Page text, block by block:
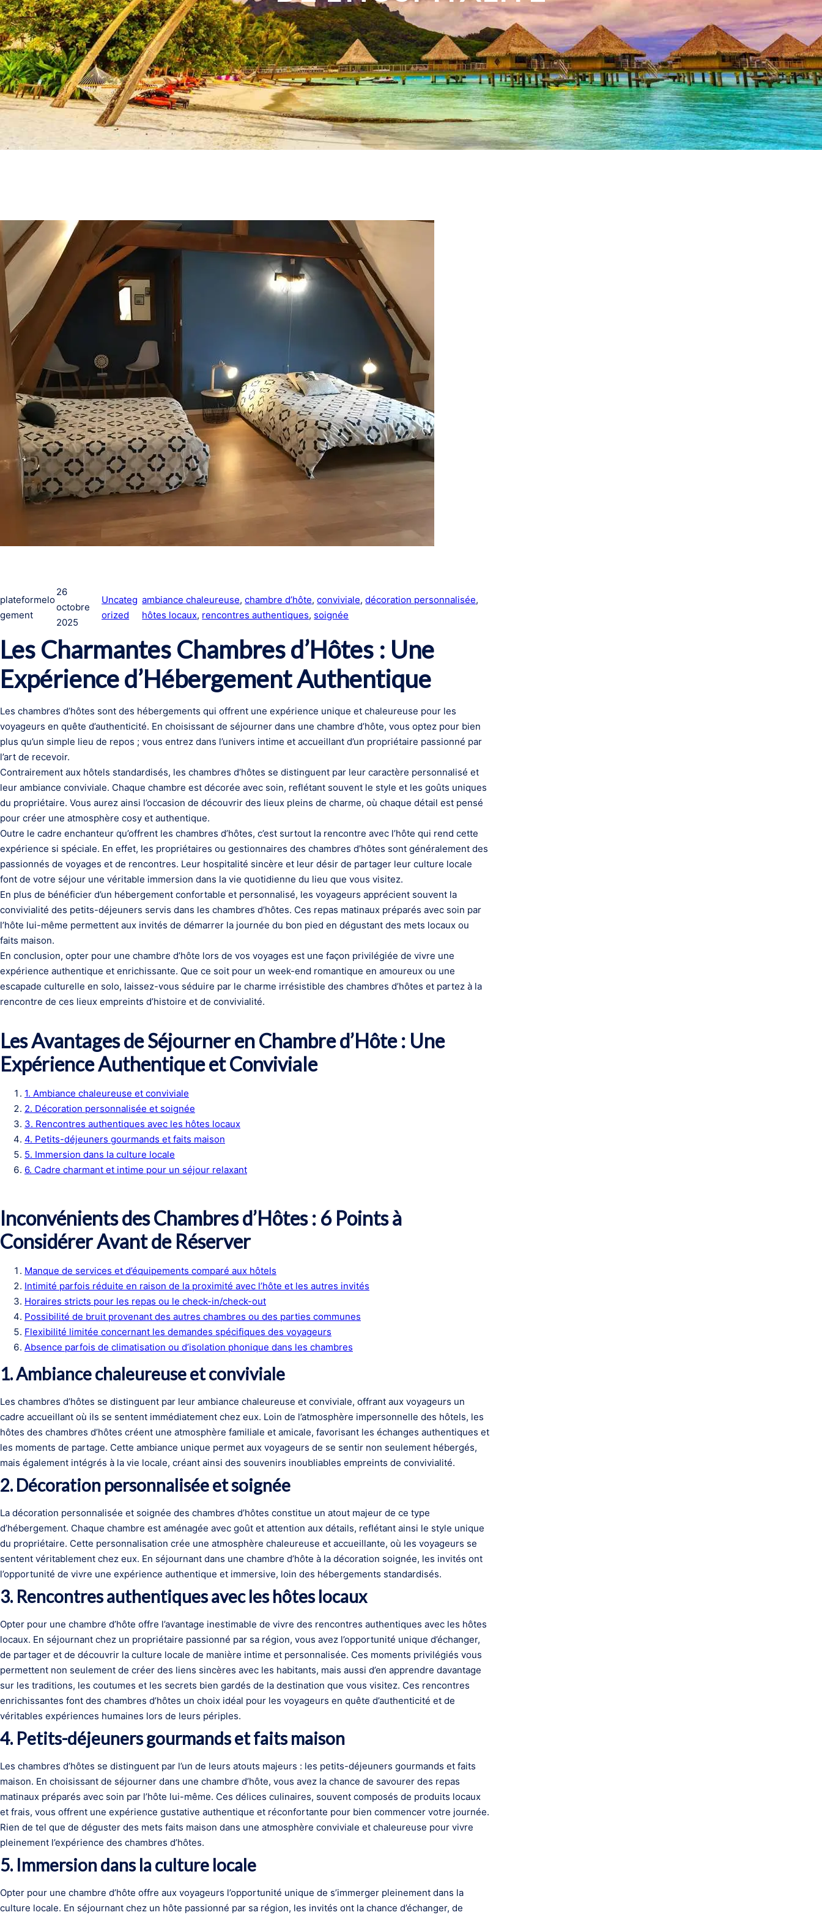
plateformelo
gement
26
octobre
2025
Uncateg
orized
ambiance chaleureuse, chambre d’hôte, conviviale, décoration personnalisée
hôtes locaux, rencontres authentiques, soignée
Les Charmantes Chambres d’Hôtes : Une
Expérience d’Hébergement Authentique
Les chambres d’hôtes sont des hébergements qui offrent une expérience unique et chaleureuse pour les
voyageurs en quête d’authenticité. En choisissant de séjourner dans une chambre d’hôte, vous optez pour bien
plus qu’un simple lieu de repos ; vous entrez dans l’univers intime et accueillant d’un propriétaire passionné par
l’art de recevoir.
Contrairement aux hôtels standardisés, les chambres d’hôtes se distinguent par leur caractère personnalisé et
leur ambiance conviviale. Chaque chambre est décorée avec soin, reflétant souvent le style et les goûts uniques
du propriétaire. Vous aurez ainsi l’occasion de découvrir des lieux pleins de charme, où chaque détail est pensé
pour créer une atmosphère cosy et authentique.
Outre le cadre enchanteur qu’offrent les chambres d’hôtes, c’est surtout la rencontre avec l’hôte qui rend cette
expérience si spéciale. En effet, les propriétaires ou gestionnaires des chambres d’hôtes sont généralement des
passionnés de voyages et de rencontres. Leur hospitalité sincère et leur désir de partager leur culture locale
font de votre séjour une véritable immersion dans la vie quotidienne du lieu que vous visitez.
En plus de bénéficier d’un hébergement confortable et personnalisé, les voyageurs apprécient souvent la
convivialité des petits-déjeuners servis dans les chambres d’hôtes. Ces repas matinaux préparés avec soin par
l’hôte lui-même permettent aux invités de démarrer la journée du bon pied en dégustant des mets locaux ou
faits maison.
En conclusion, opter pour une chambre d’hôte lors de vos voyages est une façon privilégiée de vivre une
expérience authentique et enrichissante. Que ce soit pour un week-end romantique en amoureux ou une
escapade culturelle en solo, laissez-vous séduire par le charme irrésistible des chambres d’hôtes et partez à la
rencontre de ces lieux empreints d’histoire et de convivialité.
Les Avantages de Séjourner en Chambre d’Hôte : Une
Expérience Authentique et Conviviale
1. Ambiance chaleureuse et conviviale
2. Décoration personnalisée et soignée
3. Rencontres authentiques avec les hôtes locaux
4. Petits-déjeuners gourmands et faits maison
5. Immersion dans la culture locale
6. Cadre charmant et intime pour un séjour relaxant
Inconvénients des Chambres d’Hôtes : 6 Points à
Considérer Avant de Réserver
Manque de services et d’équipements comparé aux hôtels
Intimité parfois réduite en raison de la proximité avec l’hôte et les autres invités
Horaires stricts pour les repas ou le check-in/check-out
Possibilité de bruit provenant des autres chambres ou des parties communes
Flexibilité limitée concernant les demandes spécifiques des voyageurs
Absence parfois de climatisation ou d’isolation phonique dans les chambres
1. Ambiance chaleureuse et conviviale
Les chambres d’hôtes se distinguent par leur ambiance chaleureuse et conviviale, offrant aux voyageurs un
cadre accueillant où ils se sentent immédiatement chez eux. Loin de l’atmosphère impersonnelle des hôtels, les
hôtes des chambres d’hôtes créent une atmosphère familiale et amicale, favorisant les échanges authentiques et
les moments de partage. Cette ambiance unique permet aux voyageurs de se sentir non seulement hébergés,
mais également intégrés à la vie locale, créant ainsi des souvenirs inoubliables empreints de convivialité.
2. Décoration personnalisée et soignée
La décoration personnalisée et soignée des chambres d’hôtes constitue un atout majeur de ce type
d’hébergement. Chaque chambre est aménagée avec goût et attention aux détails, reflétant ainsi le style unique
du propriétaire. Cette personnalisation crée une atmosphère chaleureuse et accueillante, où les voyageurs se
sentent véritablement chez eux. En séjournant dans une chambre d’hôte à la décoration soignée, les invités ont
l’opportunité de vivre une expérience authentique et immersive, loin des hébergements standardisés.
3. Rencontres authentiques avec les hôtes locaux
Opter pour une chambre d’hôte offre l’avantage inestimable de vivre des rencontres authentiques avec les hôtes
locaux. En séjournant chez un propriétaire passionné par sa région, vous avez l’opportunité unique d’échanger,
de partager et de découvrir la culture locale de manière intime et personnalisée. Ces moments privilégiés vous
permettent non seulement de créer des liens sincères avec les habitants, mais aussi d’en apprendre davantage
sur les traditions, les coutumes et les secrets bien gardés de la destination que vous visitez. Ces rencontres
enrichissantes font des chambres d’hôtes un choix idéal pour les voyageurs en quête d’authenticité et de
véritables expériences humaines lors de leurs périples.
4. Petits-déjeuners gourmands et faits maison
Les chambres d’hôtes se distinguent par l’un de leurs atouts majeurs : les petits-déjeuners gourmands et faits
maison. En choisissant de séjourner dans une chambre d’hôte, vous avez la chance de savourer des repas
matinaux préparés avec soin par l’hôte lui-même. Ces délices culinaires, souvent composés de produits locaux
et frais, vous offrent une expérience gustative authentique et réconfortante pour bien commencer votre journée.
Rien de tel que de déguster des mets faits maison dans une atmosphère conviviale et chaleureuse pour vivre
pleinement l’expérience des chambres d’hôtes.
5. Immersion dans la culture locale
Opter pour une chambre d’hôte offre aux voyageurs l’opportunité unique de s’immerger pleinement dans la
culture locale. En séjournant chez un hôte passionné par sa région, les invités ont la chance d’échanger, de